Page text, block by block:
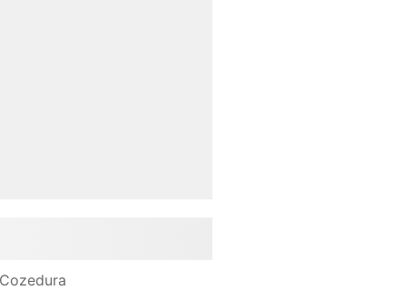
Cozedura